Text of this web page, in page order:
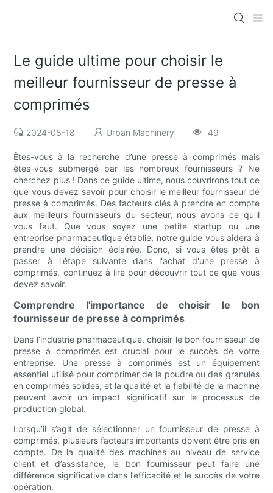
Le guide ultime pour choisir le
meilleur fournisseur de presse à
comprimés
2024-08-18 Urban Machinery 49
Êtes-vous à la recherche d’une presse à comprimés mais
êtes-vous submergé par les nombreux fournisseurs ? Ne
cherchez plus ! Dans ce guide ultime, nous couvrirons tout ce
que vous devez savoir pour choisir le meilleur fournisseur de
presse à comprimés. Des facteurs clés à prendre en compte
aux meilleurs fournisseurs du secteur, nous avons ce qu'il
vous faut. Que vous soyez une petite startup ou une
entreprise pharmaceutique établie, notre guide vous aidera à
prendre une décision éclairée. Donc, si vous êtes prêt à
passer à l'étape suivante dans l'achat d'une presse à
comprimés, continuez à lire pour découvrir tout ce que vous
devez savoir.
Comprendre l'importance de choisir le bon
fournisseur de presse à comprimés
Dans l’industrie pharmaceutique, choisir le bon fournisseur de
presse à comprimés est crucial pour le succès de votre
entreprise. Une presse à comprimés est un équipement
essentiel utilisé pour comprimer de la poudre ou des granulés
en comprimés solides, et la qualité et la fiabilité de la machine
peuvent avoir un impact significatif sur le processus de
production global.
Lorsqu’il s’agit de sélectionner un fournisseur de presse à
comprimés, plusieurs facteurs importants doivent être pris en
compte. De la qualité des machines au niveau de service
client et d’assistance, le bon fournisseur peut faire une
différence significative dans l’efficacité et le succès de votre
opération.